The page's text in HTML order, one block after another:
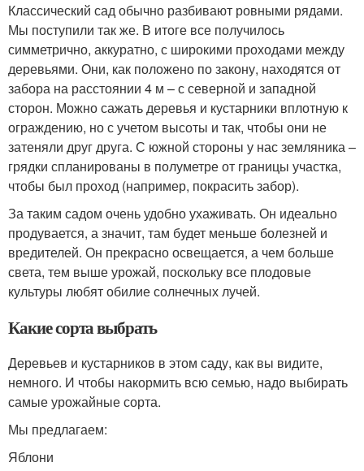
Классический сад обычно разбивают ровными рядами.
Мы поступили так же. В итоге все получилось
симметрично, аккуратно, с широкими проходами между
деревьями. Они, как положено по закону, находятся от
забора на расстоянии 4 м – с северной и западной
сторон. Можно сажать деревья и кустарники вплотную к
ограждению, но с учетом высоты и так, чтобы они не
затеняли друг друга. С южной стороны у нас земляника –
грядки спланированы в полуметре от границы участка,
чтобы был проход (например, покрасить забор).
За таким садом очень удобно ухаживать. Он идеально
продувается, а значит, там будет меньше болезней и
вредителей. Он прекрасно освещается, а чем больше
света, тем выше урожай, поскольку все плодовые
культуры любят обилие солнечных лучей.
Какие сорта выбрать
Деревьев и кустарников в этом саду, как вы видите,
немного. И чтобы накормить всю семью, надо выбирать
самые урожайные сорта.
Мы предлагаем:
Яблони